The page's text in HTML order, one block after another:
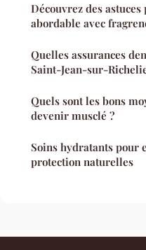
Découvrez des
abordable avec
Quelles assurances
Saint-Jean-sur-
Quels sont les bons
devenir musclé ?
Soins hydratants pour
protection naturelles